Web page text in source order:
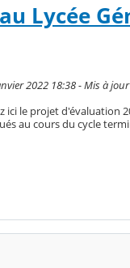
Lycée
2022 18:38 - Mis à
ici le projet d'évaluation
au cours du cycle